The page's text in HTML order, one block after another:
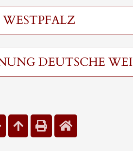
DEUTSCHE